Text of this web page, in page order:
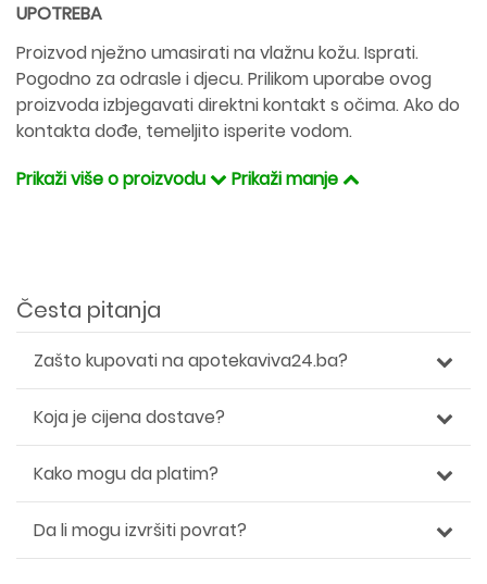
UPOTREBA
Proizvod nježno umasirati na vlažnu kožu. Isprati.
Pogodno za odrasle i djecu. Prilikom uporabe ovog
proizvoda izbjegavati direktni kontakt s očima. Ako do
kontakta dođe, temeljito isperite vodom.
Prikaži više o proizvodu
Prikaži manje
Česta pitanja
Zašto kupovati na apotekaviva24.ba?
Koja je cijena dostave?
Kako mogu da platim?
Da li mogu izvršiti povrat?